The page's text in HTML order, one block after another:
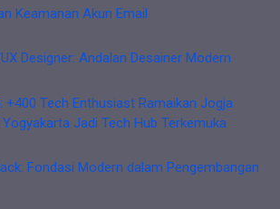
Keamanan Akun Email
Designer: Andalan Desainer Modern
+400 Tech Enthusiast Ramaikan Jogja
Yogyakarta Jadi Tech Hub Terkemuka
Fondasi Modern dalam Pengembangan